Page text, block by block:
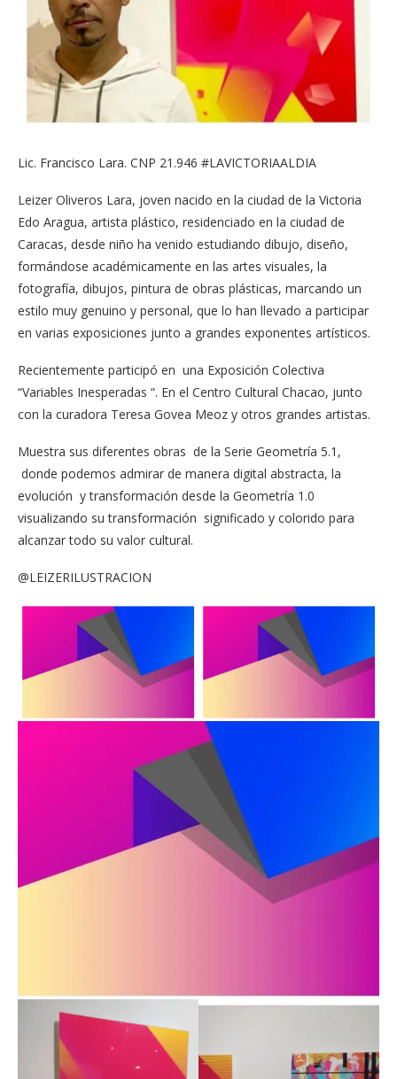
Lic. Francisco Lara. CNP 21.946 #LAVICTORIAALDIA
Leizer Oliveros Lara, joven nacido en la ciudad de la Victoria
Edo Aragua, artista plástico, residenciado en la ciudad de
Caracas, desde niño ha venido estudiando dibujo, diseño,
formándose académicamente en las artes visuales, la
fotografía, dibujos, pintura de obras plásticas, marcando un
estilo muy genuino y personal, que lo han llevado a participar
en varias exposiciones junto a grandes exponentes artísticos.
Recientemente participó en una Exposición Colectiva
“Variables Inesperadas “. En el Centro Cultural Chacao, junto
con la curadora Teresa Govea Meoz y otros grandes artistas.
Muestra sus diferentes obras de la Serie Geometría 5.1,
donde podemos admirar de manera digital abstracta, la
evolución y transformación desde la Geometría 1.0
visualizando su transformación significado y colorido para
alcanzar todo su valor cultural.
@LEIZERILUSTRACION